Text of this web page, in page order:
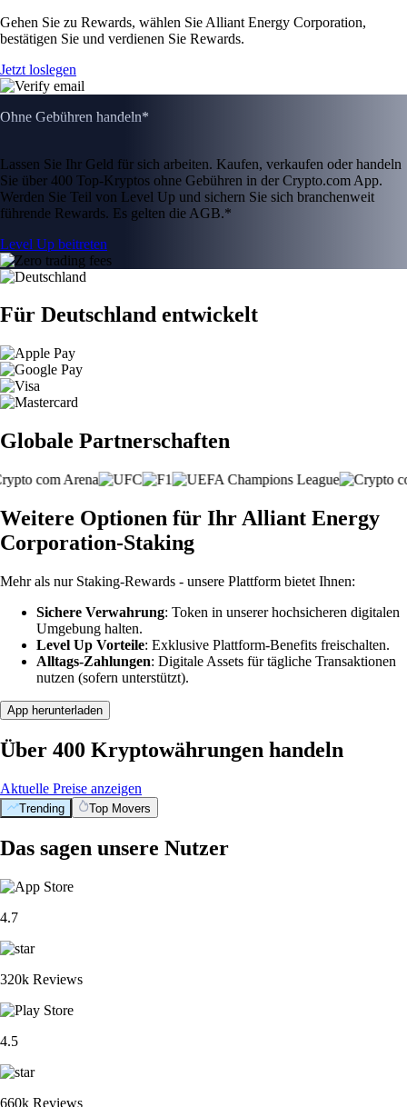
Gehen Sie zu Rewards, wählen Sie Alliant Energy Corporation,
bestätigen Sie und verdienen Sie Rewards.
Jetzt loslegen
Ohne Gebühren handeln*
Lassen Sie Ihr Geld für sich arbeiten. Kaufen, verkaufen oder handeln
Sie über 400 Top-Kryptos ohne Gebühren in der Crypto.com App.
Werden Sie Teil von Level Up und sichern Sie sich branchenweit
führende Rewards. Es gelten die AGB.*
Level Up beitreten
Für Deutschland entwickelt
Globale Partnerschaften
Weitere Optionen für Ihr Alliant Energy
Corporation-Staking
Mehr als nur Staking-Rewards - unsere Plattform bietet Ihnen:
Sichere Verwahrung: Token in unserer hochsicheren digitalen
Umgebung halten.
Level Up Vorteile: Exklusive Plattform-Benefits freischalten.
Alltags-Zahlungen: Digitale Assets für tägliche Transaktionen
nutzen (sofern unterstützt).
App herunterladen
Über 400 Kryptowährungen handeln
Aktuelle Preise anzeigen
Trending Top Movers
Das sagen unsere Nutzer
4.7
320k Reviews
4.5
660k Reviews